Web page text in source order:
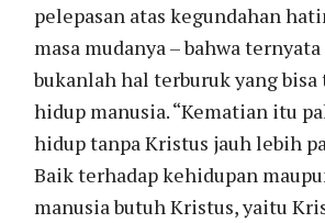
pelepasan atas kegundahan
masa mudanya – bahwa
bukanlah hal terburuk yang bisa
hidup manusia. “Kematian itu
hidup tanpa Kristus jauh lebih
Baik terhadap kehidupan
manusia butuh Kristus, yaitu